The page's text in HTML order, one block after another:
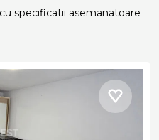
specificatii asemanatoare